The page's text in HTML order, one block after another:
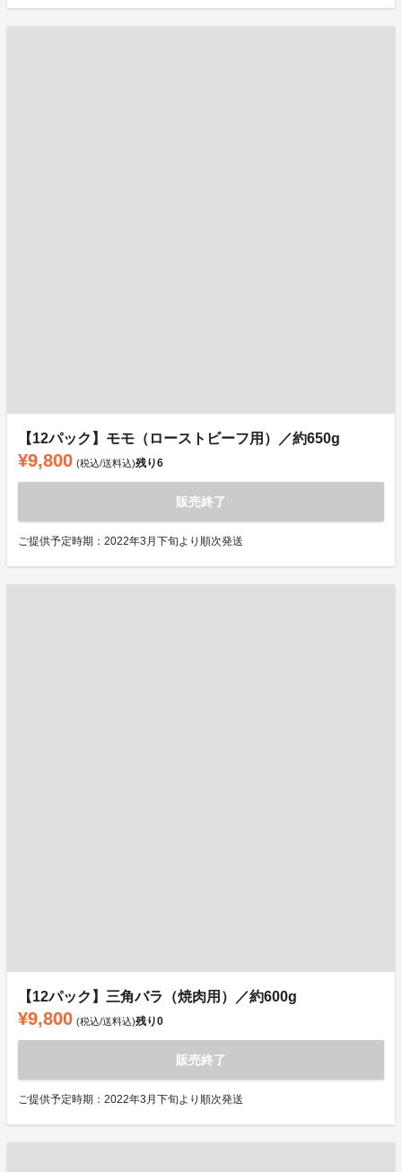
【12パック】モモ（ローストビーフ用）／約650g
¥9,800 (税込/送料込)残り6
販売終了
ご提供予定時期：2022年3月下旬より順次発送
【12パック】三角バラ（焼肉用）／約600g
¥9,800 (税込/送料込)残り0
販売終了
ご提供予定時期：2022年3月下旬より順次発送